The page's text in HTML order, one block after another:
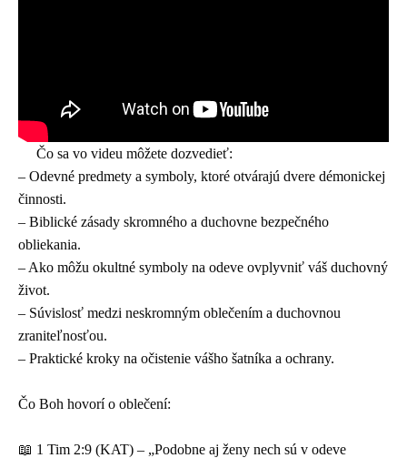
Čo sa vo videu môžete dozvedieť:
– Odevné predmety a symboly, ktoré otvárajú dvere démonickej
činnosti.
– Biblické zásady skromného a duchovne bezpečného
obliekania.
– Ako môžu okultné symboly na odeve ovplyvniť váš duchovný
život.
– Súvislosť medzi neskromným oblečením a duchovnou
zraniteľnosťou.
– Praktické kroky na očistenie vášho šatníka a ochrany.
Čo Boh hovorí o oblečení:
📖 1 Tim 2:9 (KAT) – „Podobne aj ženy nech sú v odeve